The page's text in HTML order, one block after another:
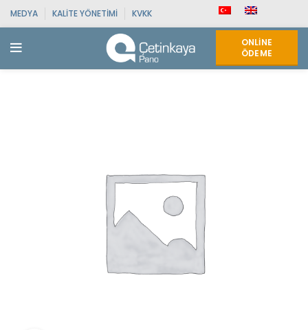
MEDYA KALITE YÖNETIMI KVKK
ONLINE
ÖDEME